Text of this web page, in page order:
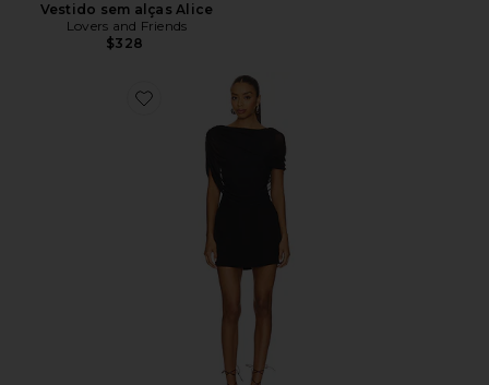
Vestido sem alças Alice
Lovers and Friends
$328